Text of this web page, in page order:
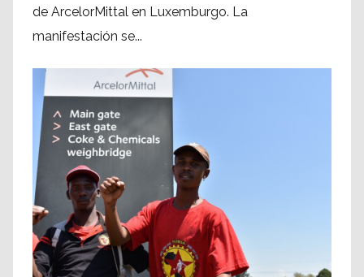
de ArcelorMittal en Luxemburgo. La
manifestación se...